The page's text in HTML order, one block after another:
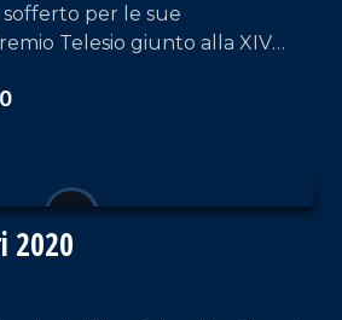
per le sue
punto d'incontro Italian Social
2020